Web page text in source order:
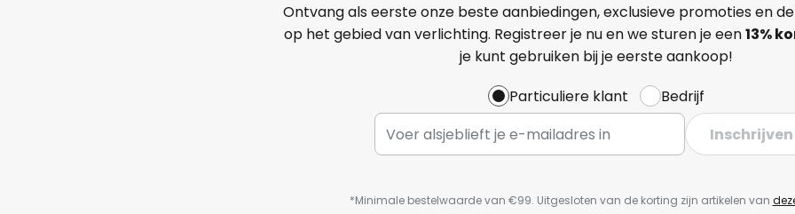
Ontvang als eerste onze beste aanbiedingen, exclusieve promoties en
op het gebied van verlichting. Registreer je nu en we sturen je een13%
je kunt gebruiken bij je eerste aankoop!
Particuliere klant
Bedrijf
Inschrijven
*Minimale bestelwaarde van €99. Uitgesloten van de korting zijn artikelen van